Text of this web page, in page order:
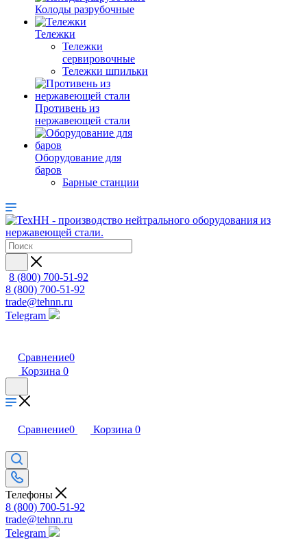
Колоды разрубочные
Тележки
Тележки
сервировочные
Тележки шпильки
Противень из
нержавеющей стали
Оборудование для
баров
Барные станции
8 (800) 700-51-92
8 (800) 700-51-92
trade@tehnn.ru
Telegram
Сравнение0
Корзина 0
Сравнение0 Корзина 0
Телефоны
8 (800) 700-51-92
trade@tehnn.ru
Telegram